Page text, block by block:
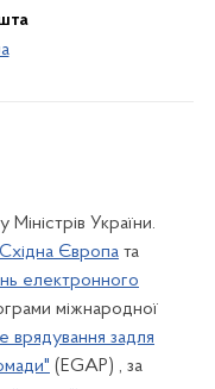
Міністрів України.
Європа та
електронного
міжнародної
врядування задля
(EGAP) , за